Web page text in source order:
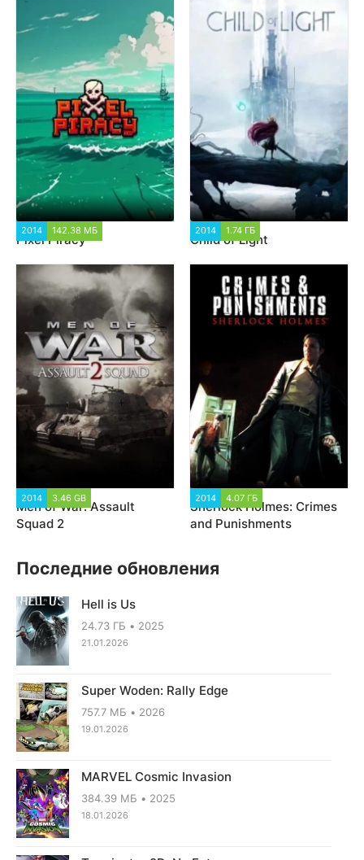
2014 142.38 МБ
Pixel Piracy
2014 1.74 ГБ
Child of Light
2014 3.46 GB
Men of War: Assault
Squad 2
2014 4.07 ГБ
Sherlock Holmes: Crimes
and Punishments
Последние обновления
Hell is Us
24.73 ГБ 2025
21.01.2026
Super Woden: Rally Edge
757.7 МБ 2026
19.01.2026
MARVEL Cosmic Invasion
384.39 МБ 2025
18.01.2026